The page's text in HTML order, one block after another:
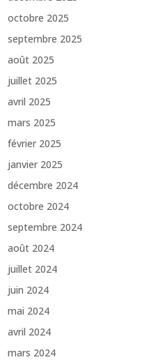
octobre 2025
septembre 2025
août 2025
juillet 2025
avril 2025
mars 2025
février 2025
janvier 2025
décembre 2024
octobre 2024
septembre 2024
août 2024
juillet 2024
juin 2024
mai 2024
avril 2024
mars 2024